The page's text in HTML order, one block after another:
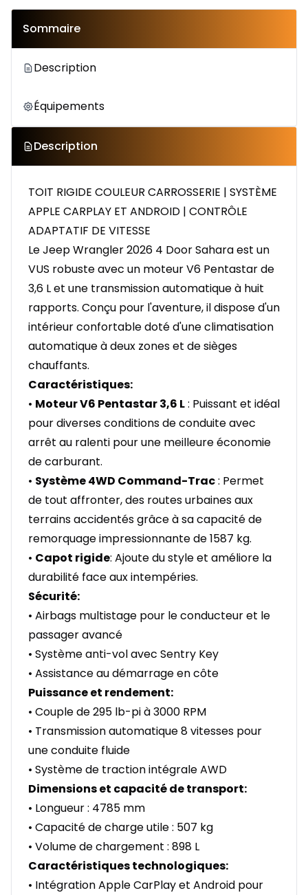
Sommaire
Description
Équipements
Description
TOIT RIGIDE COULEUR CARROSSERIE | SYSTÈME
APPLE CARPLAY ET ANDROID | CONTRÔLE
ADAPTATIF DE VITESSE
Le Jeep Wrangler 2026 4 Door Sahara est un
VUS robuste avec un moteur V6 Pentastar de
3,6 L et une transmission automatique à huit
rapports. Conçu pour l'aventure, il dispose d'un
intérieur confortable doté d'une climatisation
automatique à deux zones et de sièges
chauffants.
Caractéristiques:
• Moteur V6 Pentastar 3,6 L: Puissant et idéal
pour diverses conditions de conduite avec
arrêt au ralenti pour une meilleure économie
de carburant.
• Système 4WD Command-Trac: Permet
de tout affronter, des routes urbaines aux
terrains accidentés grâce à sa capacité de
remorquage impressionnante de 1587 kg.
• Capot rigide: Ajoute du style et améliore la
durabilité face aux intempéries.
Sécurité:
• Airbags multistage pour le conducteur et le
passager avancé
• Système anti-vol avec Sentry Key
• Assistance au démarrage en côte
Puissance et rendement:
• Couple de 295 lb-pi à 3000 RPM
• Transmission automatique 8 vitesses pour
une conduite fluide
• Système de traction intégrale AWD
Dimensions et capacité de transport:
• Longueur : 4785 mm
• Capacité de charge utile : 507 kg
• Volume de chargement : 898 L
Caractéristiques technologiques:
• Intégration Apple CarPlay et Android pour